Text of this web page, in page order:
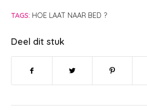
TAGS: HOE LAAT NAAR BED ?
Deel dit stuk